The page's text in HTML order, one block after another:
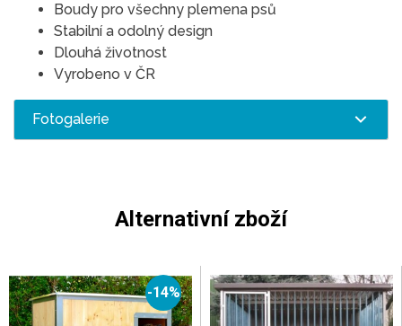
Boudy pro všechny plemena psů
Stabilní a odolný design
Dlouhá životnost
Vyrobeno v ČR
Fotogalerie
Alternativní zboží
-14%